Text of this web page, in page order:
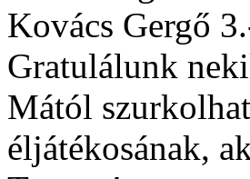
Kovács Gergő
Gratulálunk
Mától
éljátékosának,